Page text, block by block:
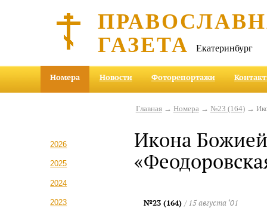
ГАЗЕТА Екатеринбург
Номера Новости Фоторепортажи
2026
2025
2024
2023
Главная→ Номера → №23 (164)→
Икона
№23 (164) / 15 августа ‘01